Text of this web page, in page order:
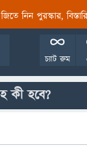
নিন পুরস্কার,
চ্যাট রুম
কী হবে?